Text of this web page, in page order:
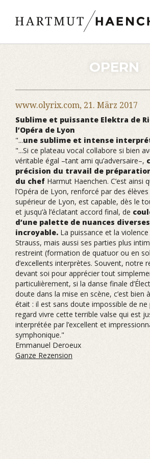
OPERN
www.olyrix.com, 21. März 2017
​Sublime et puissante Elektra de
l’Opéra de Lyon
"...une sublime et intense
"...Si ce plateau vocal collabore si bien
véritable égal –tant ami qu’adversaire–,
précision du travail de
du chef Harmut Haenchen. C’est ainsi
l’Opéra de Lyon, renforcé par des
supérieur de Lyon, est capable, dès le
et jusqu’à l’éclatant accord final, de
d’une palette de nuances
incroyable. La puissance et la
Strauss, mais aussi ses parties plus
restreint (formation de quatuor ou en
d’excellents interprètes. Souvent, notre
devant soi pour apprécier tout
particulièrement, si la danse finale
doute dans la mise en scène, c’est bien
était : il est sans doute impossible de ne
regard vivre cette terrible valse qui est
interprétée par l’excellent et
symphonique."
Emmanuel Deroeux
Ganze Rezension